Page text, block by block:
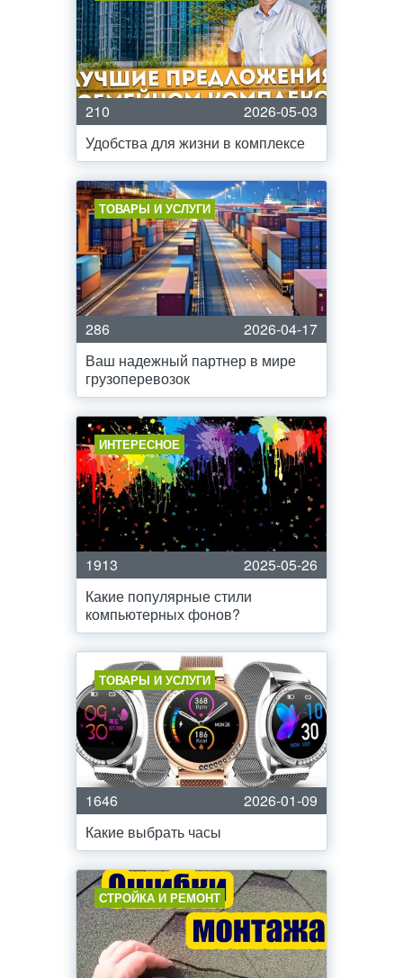
210
2026-05-03
Удобства для жизни в комплексе
ТОВАРЫ И УСЛУГИ
286
2026-04-17
Ваш надежный партнер в мире
грузоперевозок
ИНТЕРЕСНОЕ
1913
2025-05-26
Какие популярные стили
компьютерных фонов?
ТОВАРЫ И УСЛУГИ
1646
2026-01-09
Какие выбрать часы
СТРОЙКА И РЕМОНТ